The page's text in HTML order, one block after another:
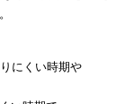
にくい時期や